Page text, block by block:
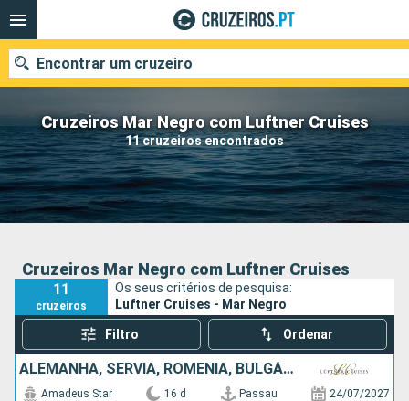
Cruzeiros Mar Negro com Luftner Cruises
11 cruzeiros encontrados
Encontrar um cruzeiro
Quando ir?
Data de partida
Pesquisar
Cruzeiros Mar Negro com Luftner Cruises
11
cruzeiros
Os seus critérios de pesquisa:
Luftner Cruises - Mar Negro
Filtro Ordenar
ALEMANHA, SÉRVIA, ROMÊNIA, BULGÁRIA, CROÁCIA, ESLOVÁQUIA, ÁUSTRIA
Amadeus Star 16 d Passau 24/07/2027